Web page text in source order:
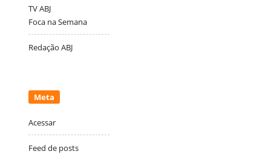
TV ABJ
Foca na Semana
Redação ABJ
Meta
Acessar
Feed de posts